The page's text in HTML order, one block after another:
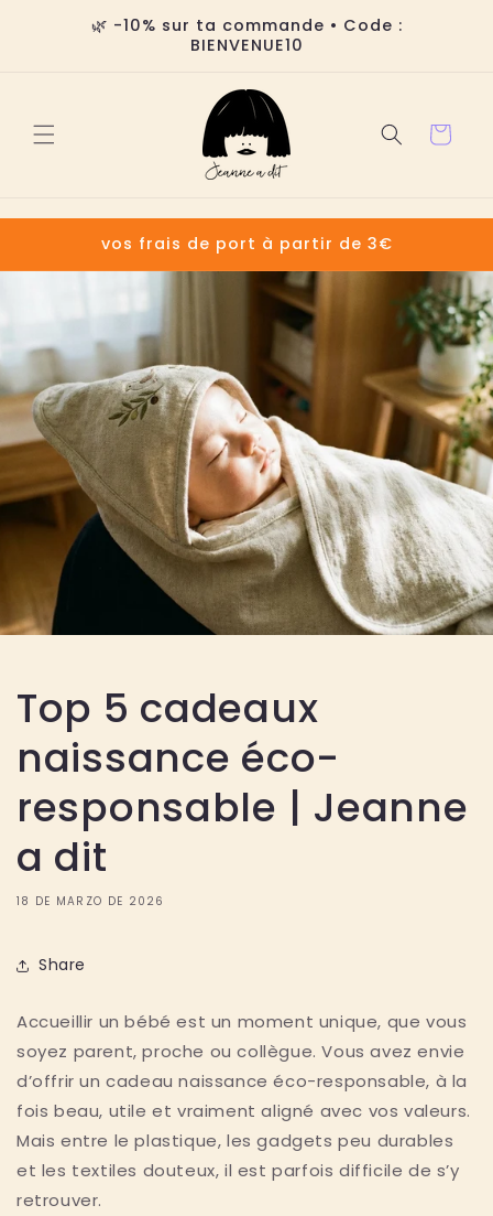
directamente🌿 -10% sur ta commande • Code :
BIENVENUE10
Carrito
vos frais de port à partir de 3€
Top 5 cadeaux
naissance éco-
responsable | Jeanne
a dit
18 DE MARZO DE 2026
Share
Accueillir un bébé est un moment unique, que vous
soyez parent, proche ou collègue. Vous avez envie
d’offrir un cadeau naissance éco-responsable, à la
fois beau, utile et vraiment aligné avec vos valeurs.
Mais entre le plastique, les gadgets peu durables
et les textiles douteux, il est parfois difficile de s’y
retrouver.